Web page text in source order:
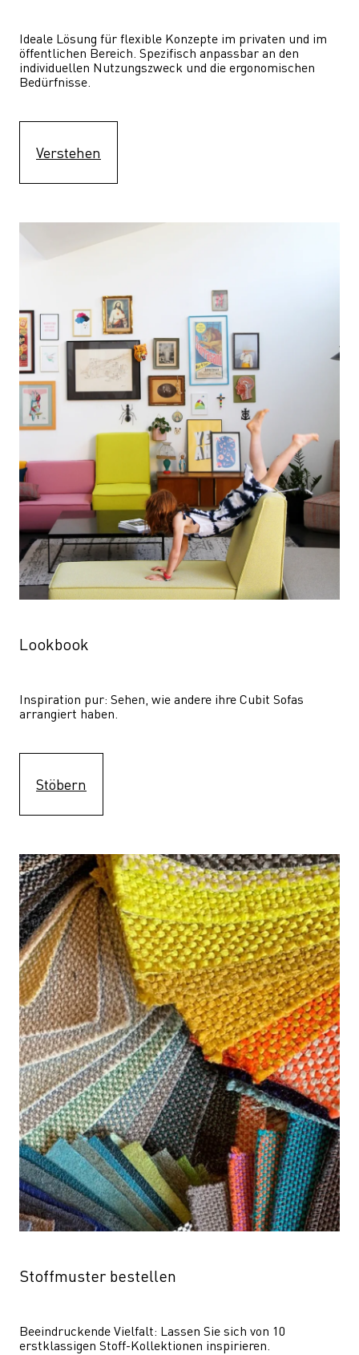
Ideale Lösung für flexible Konzepte im privaten und im
öffentlichen Bereich. Spezifisch anpassbar an den
individuellen Nutzungszweck und die ergonomischen
Bedürfnisse.
Verstehen
Lookbook
Inspiration pur: Sehen, wie andere ihre Cubit Sofas
arrangiert haben.
Stöbern
Stoffmuster bestellen
Beeindruckende Vielfalt: Lassen Sie sich von 10
erstklassigen Stoff-Kollektionen inspirieren.